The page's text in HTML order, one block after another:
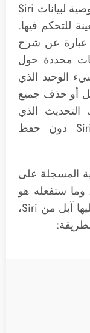
وبالنسبة لأبل فإنها لا تقدم بوابة خصوصية لبيانات Siri
للتحكم فيها.
عبارة عن شرح
محددة حول
الوحيد الذي
أو حذف جميع
الذي
وعدت به منذ يومين باستخدام Siri دون حفظ
المسجلة على
وما ستفعله هو
حذف جميع المعلومات التي تحصل عليها آبل من Siri،